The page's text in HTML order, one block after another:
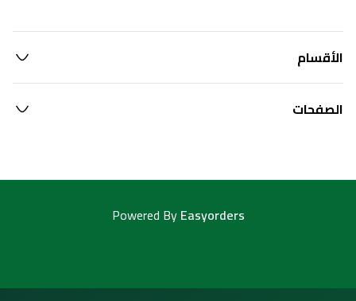
الأقسام
الصفحات
Powered ByEasyorders